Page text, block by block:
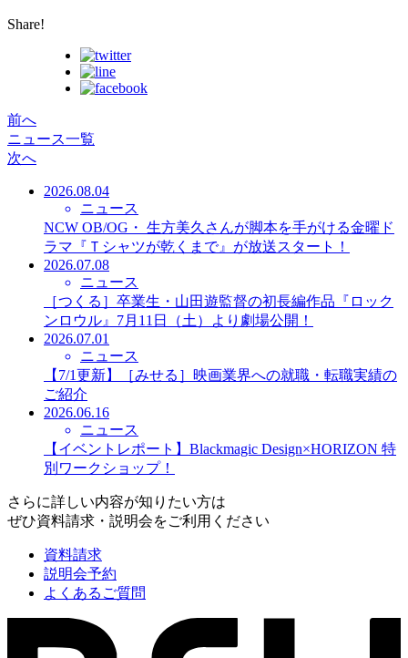
Share!
前へ
ニュース一覧
次へ
2026.08.04
ニュース
NCW OB/OG・ 生方美久さんが脚本を手がける金曜ド
ラマ『Ｔシャツが乾くまで』が放送スタート！
2026.07.08
ニュース
［つくる］卒業生・山田遊監督の初長編作品『ロック
ンロウル』7月11日（土）より劇場公開！
2026.07.01
ニュース
【7/1更新】［みせる］映画業界への就職・転職実績の
ご紹介
2026.06.16
ニュース
【イベントレポート】Blackmagic Design×HORIZON 特
別ワークショップ！
さらに詳しい内容が知りたい方は
ぜひ資料請求・説明会をご利用ください
資料請求
説明会予約
よくあるご質問